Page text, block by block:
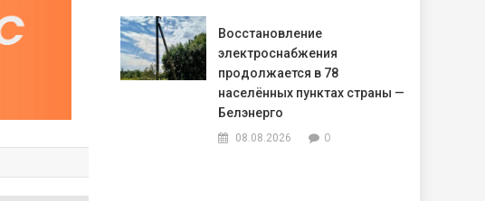
Восстановление
электроснабжения
продолжается в 78
населённых пунктах страны —
Белэнерго
08.08.2026 0